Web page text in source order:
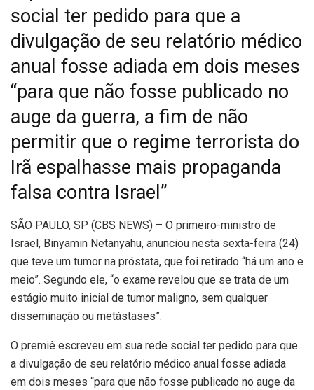
social ter pedido para que a
divulgação de seu relatório médico
anual fosse adiada em dois meses
“para que não fosse publicado no
auge da guerra, a fim de não
permitir que o regime terrorista do
Irã espalhasse mais propaganda
falsa contra Israel”
SÃO PAULO, SP (CBS NEWS) – O primeiro-ministro de
Israel, Binyamin Netanyahu, anunciou nesta sexta-feira (24)
que teve um tumor na próstata, que foi retirado “há um ano e
meio”. Segundo ele, “o exame revelou que se trata de um
estágio muito inicial de tumor maligno, sem qualquer
disseminação ou metástases”.
O premiê escreveu em sua rede social ter pedido para que
a divulgação de seu relatório médico anual fosse adiada
em dois meses “para que não fosse publicado no auge da